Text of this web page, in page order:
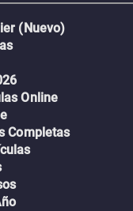
(Nuevo)
Online
Completas